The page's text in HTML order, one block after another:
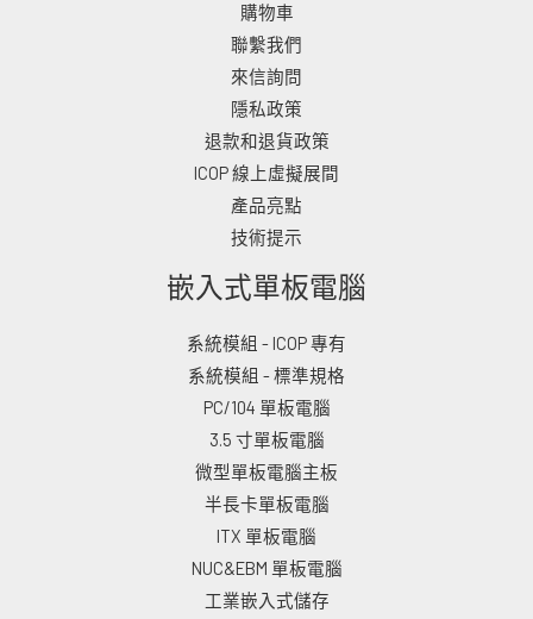
購物車
聯繫我們
來信詢問
隱私政策
退款和退貨政策
ICOP 線上虛擬展間
產品亮點
技術提示
嵌入式單板電腦
系統模組 - ICOP 專有
系統模組 - 標準規格
PC/104 單板電腦
3.5 寸單板電腦
微型單板電腦主板
半長卡單板電腦
ITX 單板電腦
NUC&EBM 單板電腦
工業嵌入式儲存